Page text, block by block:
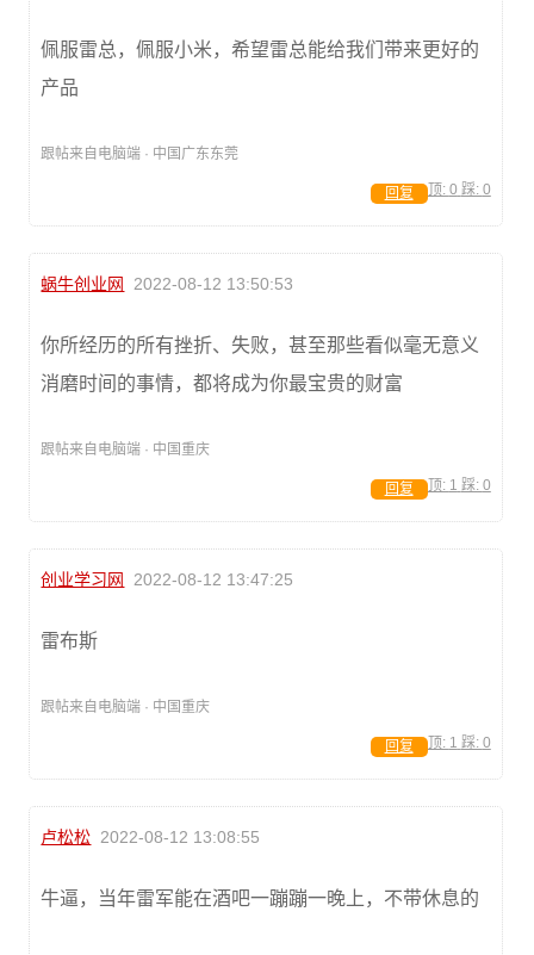
佩服雷总，佩服小米，希望雷总能给我们带来更好的
产品
跟帖来自电脑端 · 中国广东东莞
顶: 0 踩: 0
回复
蜗牛创业网 2022-08-12 13:50:53
你所经历的所有挫折、失败，甚至那些看似毫无意义
消磨时间的事情，都将成为你最宝贵的财富
跟帖来自电脑端 · 中国重庆
顶: 1 踩: 0
回复
创业学习网 2022-08-12 13:47:25
雷布斯
跟帖来自电脑端 · 中国重庆
顶: 1 踩: 0
回复
卢松松 2022-08-12 13:08:55
牛逼，当年雷军能在酒吧一蹦蹦一晚上，不带休息的